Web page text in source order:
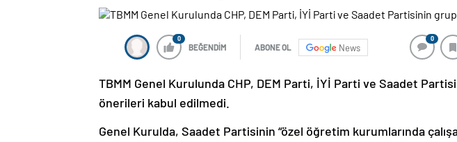
0
BEĞENDİM ABONE OL News
0
TBMM Genel Kurulunda CHP, DEM Parti, İYİ Parti ve Saadet
önerileri kabul edilmedi.
Genel Kurulda, Saadet Partisinin “özel öğretim kurumlarında